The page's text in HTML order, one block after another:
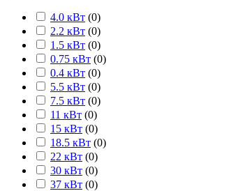
4.0 кВт (0)
2.2 кВт (0)
1.5 кВт (0)
0.75 кВт (0)
0.4 кВт (0)
5.5 кВт (0)
7.5 кВт (0)
11 кВт (0)
15 кВт (0)
18.5 кВт (0)
22 кВт (0)
30 кВт (0)
37 кВт (0)